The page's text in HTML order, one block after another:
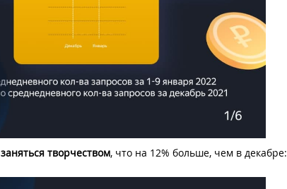
заняться творчеством, что на 12% больше, чем в декабре: